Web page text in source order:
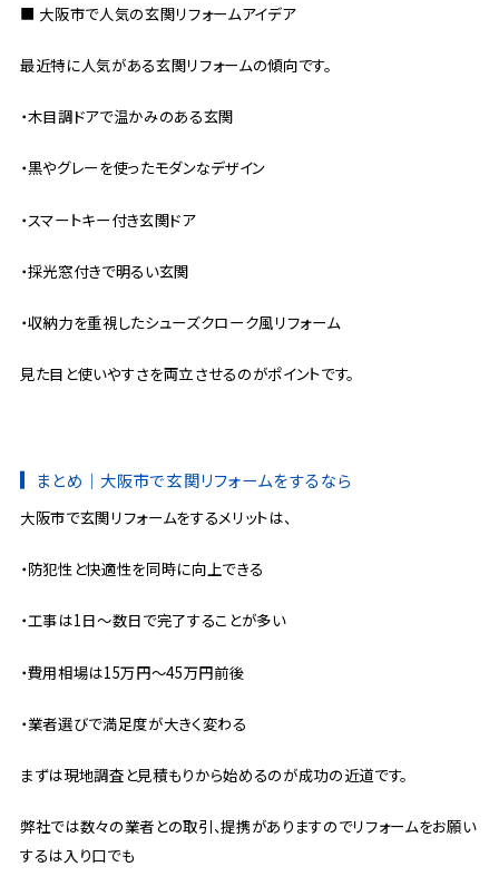
■ 大阪市で人気の玄関リフォームアイデア
最近特に人気がある玄関リフォームの傾向です。
・木目調ドアで温かみのある玄関
・黒やグレーを使ったモダンなデザイン
・スマートキー付き玄関ドア
・採光窓付きで明るい玄関
・収納力を重視したシューズクローク風リフォーム
見た目と使いやすさを両立させるのがポイントです。
まとめ｜大阪市で玄関リフォームをするなら
大阪市で玄関リフォームをするメリットは、
・防犯性と快適性を同時に向上できる
・工事は1日〜数日で完了することが多い
・費用相場は15万円〜45万円前後
・業者選びで満足度が大きく変わる
まずは現地調査と見積もりから始めるのが成功の近道です。
弊社では数々の業者との取引、提携がありますのでリフォームをお願い
するは入り口でも